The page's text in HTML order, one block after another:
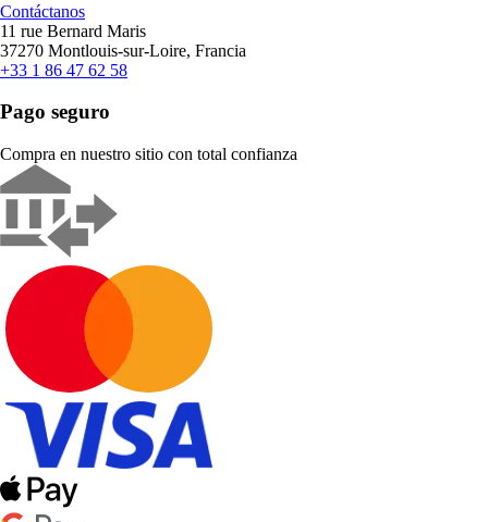
Contáctanos
11 rue Bernard Maris
37270 Montlouis-sur-Loire, Francia
+33 1 86 47 62 58
Pago seguro
Compra en nuestro sitio con total confianza